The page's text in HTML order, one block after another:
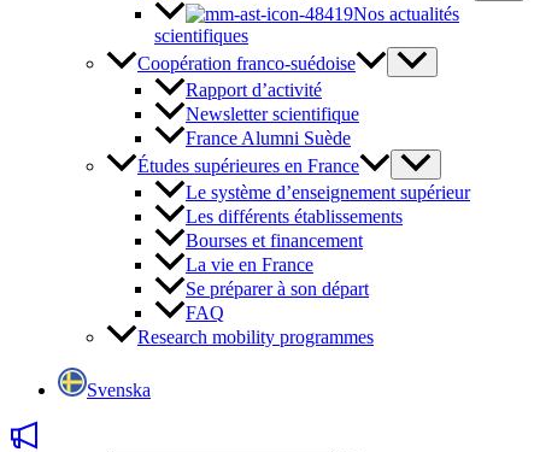
Nos actualités
scientifiques
Coopération franco-suédoise
Rapport d’activité
Newsletter scientifique
France Alumni Suède
Études supérieures en France
Le système d’enseignement supérieur
Les différents établissements
Bourses et financement
La vie en France
Se préparer à son départ
FAQ
Research mobility programmes
Svenska